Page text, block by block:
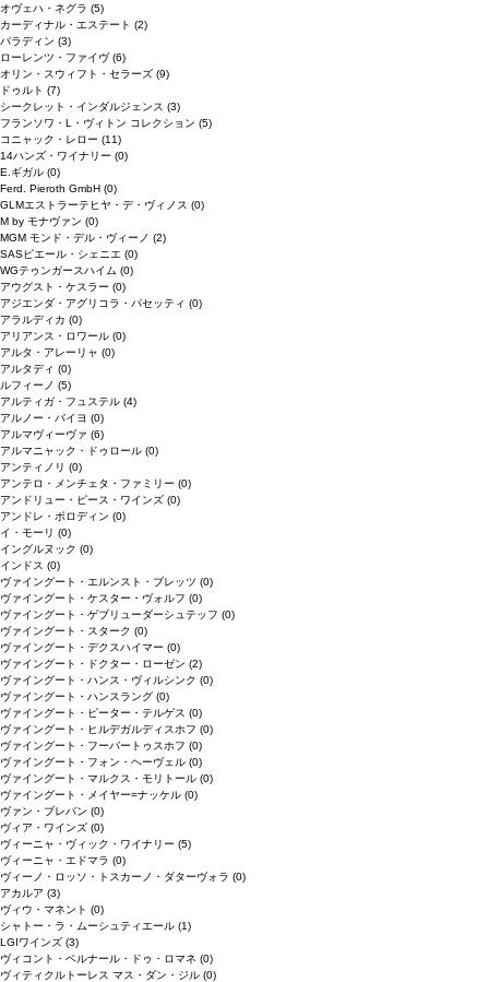
オヴェハ・ネグラ (5)
カーディナル・エステート (2)
パラディン (3)
ローレンツ・ファイヴ(6)
オリン・スウィフト・セラーズ (9)
ドゥルト (7)
シークレット・インダルジェンス (3)
フランソワ・L・ヴィトン コレクション (5)
コニャック・レロー (11)
14ハンズ・ワイナリー (0)
E.ギガル (0)
Ferd. Pieroth GmbH (0)
GLMエストラーテヒヤ・デ・ヴィノス (0)
M by モナヴァン (0)
MGM モンド・デル・ヴィーノ (2)
SASピエール・シェニエ (0)
WGテゥンガースハイム (0)
アウグスト・ケスラー (0)
アジエンダ・アグリコラ・パセッティ (0)
アラルディカ (0)
アリアンス・ロワール (0)
アルタ・アレーリャ (0)
アルタディ (0)
ルフィーノ (5)
アルティガ・フュステル (4)
アルノー・バイヨ (0)
アルマヴィーヴァ (6)
アルマニャック・ドゥロール (0)
アンティノリ (0)
アンテロ・メンチェタ・ファミリー (0)
アンドリュー・ピース・ワインズ (0)
アンドレ・ボロディン (0)
イ・モーリ (0)
イングルヌック (0)
インドス (0)
ヴァイングート・エルンスト・ブレッツ (0)
ヴァイングート・ケスター・ヴォルフ (0)
ヴァイングート・ゲブリューダーシュテッフ (0)
ヴァイングート・スターク (0)
ヴァイングート・デクスハイマー (0)
ヴァイングート・ドクター・ローゼン (2)
ヴァイングート・ハンス・ヴィルシンク (0)
ヴァイングート・ハンスラング (0)
ヴァイングート・ピーター・テルゲス (0)
ヴァイングート・ヒルデガルディスホフ (0)
ヴァイングート・フーバートゥスホフ (0)
ヴァイングート・フォン・ヘーヴェル (0)
ヴァイングート・マルクス・モリトール (0)
ヴァイングート・メイヤー=ナッケル (0)
ヴァン・ブレバン (0)
ヴィア・ワインズ (0)
ヴィーニャ・ヴィック・ワイナリー (5)
ヴィーニャ・エドマラ (0)
ヴィーノ・ロッソ・トスカーノ・ダターヴォラ (0)
アカルア (3)
ヴィウ・マネント (0)
シャトー・ラ・ムーシュティエール (1)
LGIワインズ (3)
ヴィコント・ベルナール・ドゥ・ロマネ (0)
ヴィティクルトーレス マス・ダン・ジル (0)